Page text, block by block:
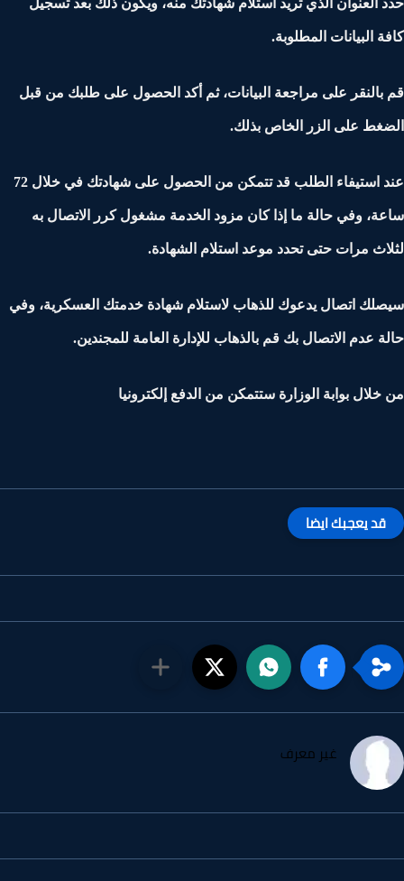
العنوان الذي تريد استلام شهادتك منه، ويكون ذلك بعد تسجيل
البيانات المطلوبة.
على مراجعة البيانات، ثم أكد الحصول على طلبك من قبل
على الزر الخاص بذلك.
عند استيفاء الطلب قد تتمكن من الحصول على شهادتك في خلال 72
وفي حالة ما إذا كان مزود الخدمة مشغول كرر الاتصال به
مرات حتى تحدد موعد استلام الشهادة.
اتصال يدعوك للذهاب لاستلام شهادة خدمتك العسكرية، وفي
عدم الاتصال بك قم بالذهاب للإدارة العامة للمجندين.
بوابة الوزارة ستتمكن من الدفع إلكترونيا
قد يعجبك ايضا
غير معرف